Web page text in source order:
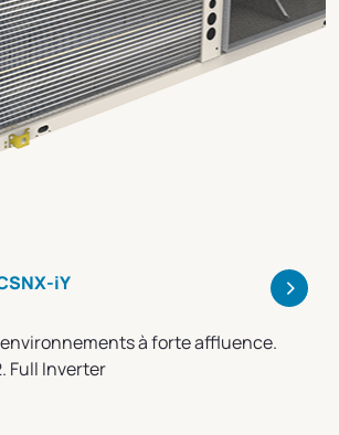
iY >
à forte affluence.
Full Inverter